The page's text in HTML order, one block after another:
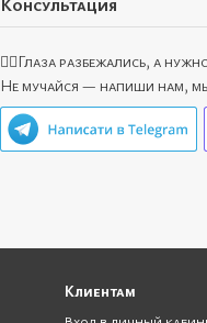
🙋‍♀️Глаза разбежались, а
Не мучайся — напиши нам,
Клиентам